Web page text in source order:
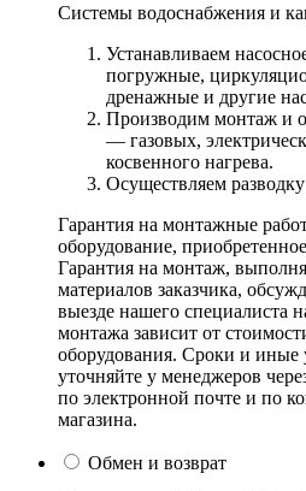
Системы водоснабжения и
Устанавливаем
погружные,
дренажные и другие
Производим монтаж и
— газовых,
косвенного нагрева.
Осуществляем
Гарантия на монтажные
оборудование,
Гарантия на монтаж,
материалов заказчика,
выезде нашего специалиста
монтажа зависит от
оборудования. Сроки и иные
уточняйте у менеджеров
по электронной почте и по
магазина.
Обмен и возврат